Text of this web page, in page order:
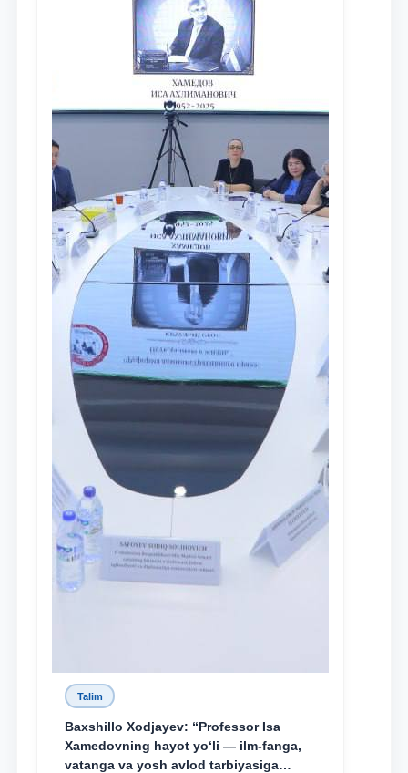
Talim
Baxshillo Xodjayev: “Professor Isa
Xamedovning hayot yo‘li — ilm-fanga,
vatanga va yosh avlod tarbiyasiga